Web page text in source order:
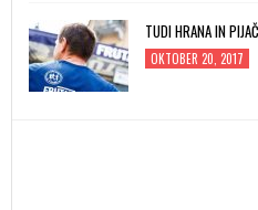
TUDI HRANA IN
OKTOBER 20, 2017